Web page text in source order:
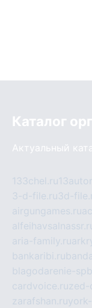
Каталог
Актуальный
133chel.ru
3-d-file.ru3d-
airgungames.ru
aria-family.ru
bankaribi.ru
blagodarenie-
cardvoice.ruzed-
zarafshan.ru